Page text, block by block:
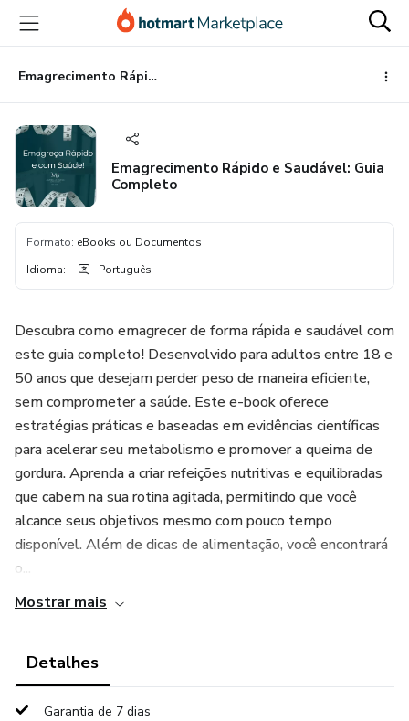
para
conteúdo
principal
para
pagamento
para
rodapé
Emagrecimento Rápido e Saudável: Guia Completo
Emagrecimento Rápido e Saudável: Guia
Completo
Formato: eBooks ou Documentos
Idioma: Português
Descubra como emagrecer de forma rápida e saudável com
este guia completo! Desenvolvido para adultos entre 18 e
50 anos que desejam perder peso de maneira eficiente,
sem comprometer a saúde. Este e-book oferece
estratégias práticas e baseadas em evidências científicas
para acelerar seu metabolismo e promover a queima de
gordura. Aprenda a criar refeições nutritivas e equilibradas
que cabem na sua rotina agitada, permitindo que você
alcance seus objetivos mesmo com pouco tempo
disponível. Além de dicas de alimentação, você encontrará
o...
Mostrar mais
Detalhes
Garantia de 7 dias